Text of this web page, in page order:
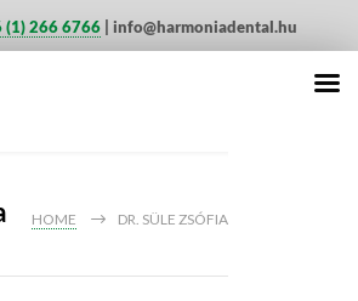
(1) 266 6766| info@harmoniadental.hu
HOME DR. SÜLE ZSÓFIA